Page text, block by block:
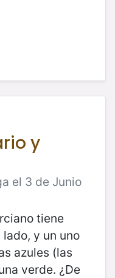
y
el 3 de Junio
tiene
y un uno
azules (las
verde. ¿De